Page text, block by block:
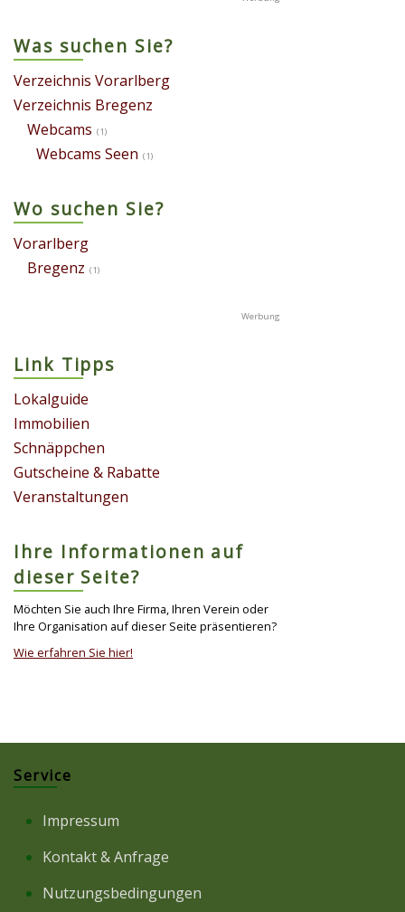
Was suchen Sie?
Verzeichnis Vorarlberg
Verzeichnis Bregenz
Webcams (1)
Webcams Seen (1)
Wo suchen Sie?
Vorarlberg
Bregenz (1)
Link Tipps
Lokalguide
Immobilien
Schnäppchen
Gutscheine & Rabatte
Veranstaltungen
Ihre Informationen auf
dieser Seite?
Möchten Sie auch Ihre Firma, Ihren Verein oder
Ihre Organisation auf dieser Seite präsentieren?
Wie erfahren Sie hier!
Service
Impressum
Kontakt & Anfrage
Nutzungsbedingungen